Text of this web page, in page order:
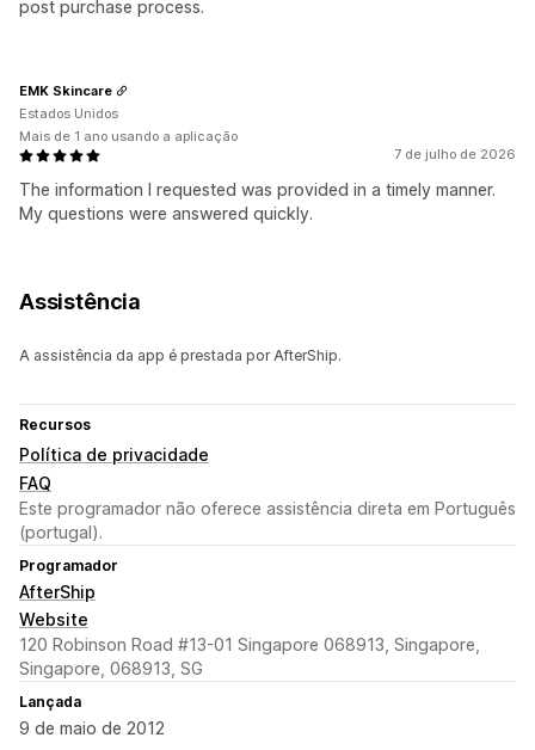
post purchase process.
7 de julho de 2026
The information I requested was provided in a timely manner.
My questions were answered quickly.
EMK Skincare
Estados Unidos
Mais de 1 ano usando a aplicação
Assistência
A assistência da app é prestada por AfterShip.
Recursos
Política de privacidade
FAQ
Este programador não oferece assistência direta em Português
(portugal).
Programador
AfterShip
Website
120 Robinson Road #13-01 Singapore 068913, Singapore,
Singapore, 068913, SG
Lançada
9 de maio de 2012